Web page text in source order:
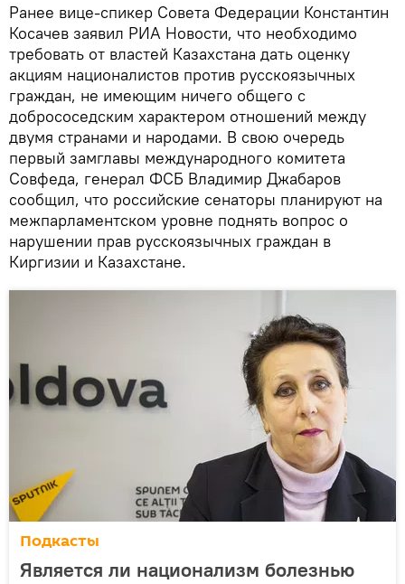
Ранее вице-спикер Совета Федерации Константин
Косачев заявил РИА Новости, что необходимо
требовать от властей Казахстана дать оценку
акциям националистов против русскоязычных
граждан, не имеющим ничего общего с
добрососедским характером отношений между
двумя странами и народами. В свою очередь
первый замглавы международного комитета
Совфеда, генерал ФСБ Владимир Джабаров
сообщил, что российские сенаторы планируют на
межпарламентском уровне поднять вопрос о
нарушении прав русскоязычных граждан в
Киргизии и Казахстане.
Подкасты
Является ли национализм болезнью